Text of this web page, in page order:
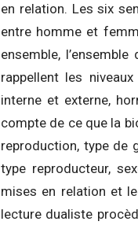
en relation. Les six
entre homme et
ensemble,
rappellent les
interne et externe,
compte de ce que la
reproduction, type de
type reproducteur,
mises en relation et
lecture dualiste